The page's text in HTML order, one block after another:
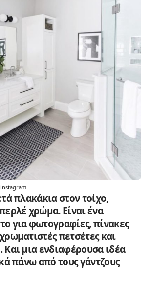
πλακάκια στον τοίχο,
χρώμα. Είναι ένα
για φωτογραφίες, πίνακες
πετσέτες και
Και μια ενδιαφέρουσα ιδέα
πάνω από τους γάντζους